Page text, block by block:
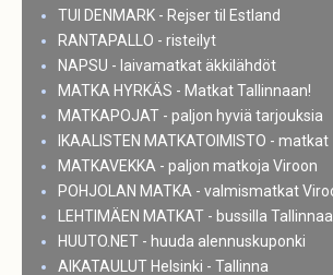
TUI DENMARK - Rejser til Estland
RANTAPALLO - risteilyt
NAPSU - laivamatkat äkkilähdöt
MATKA HYRKÄS - Matkat Tallinnaan!
MATKAPOJAT - paljon hyviä tarjouksia
IKAALISTEN MATKATOIMISTO - matkat
MATKAVEKKA - paljon matkoja Viroon
POHJOLAN MATKA - valmismatkat
LEHTIMÄEN MATKAT - bussilla
HUUTO.NET - huuda alennuskuponki
AIKATAULUT Helsinki - Tallinna